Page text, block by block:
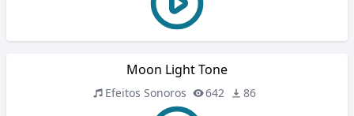
Moon Light Tone
Efeitos Sonoros 642 86